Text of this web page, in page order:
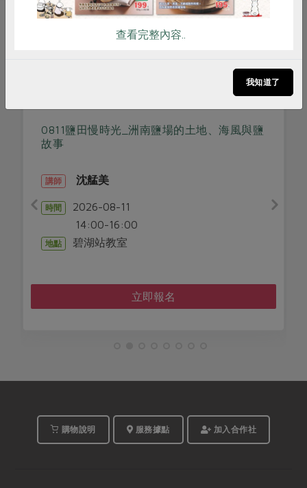
相關活動
0811鹽田慢時光_洲南鹽場的土地、海風與鹽
故事
講師 沈艋美
時間 2026-08-11
14:00-16:00
地點 碧湖站教室
立即報名
購物說明 服務據點 加入合作社
查看完整內容..
我知道了